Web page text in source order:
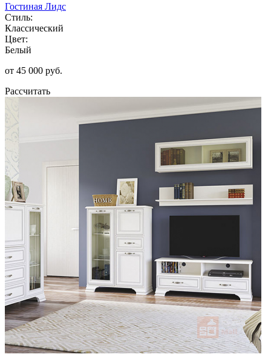
Гостиная Лидс
Стиль:
Классический
Цвет:
Белый
от 45 000 руб.
Рассчитать